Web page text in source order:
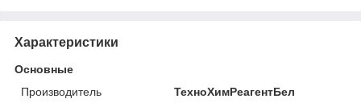
Характеристики
Основные
Производитель
ТехноХимРеагентБел